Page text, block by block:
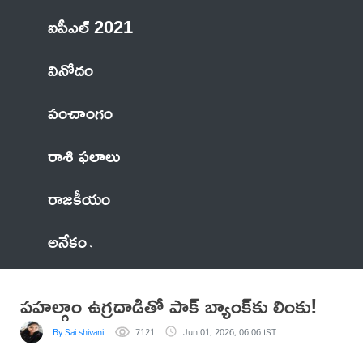
ఐపీఎల్ 2021
వినోదం
పంచాంగం
రాశి ఫలాలు
రాజకీయం
అనేకం
పహల్గాం ఉగ్రదాడితో పాక్‌ బ్యాంక్‌కు లింకు!
By Sai shivani 7121 Jun 01, 2026, 06:06 IST